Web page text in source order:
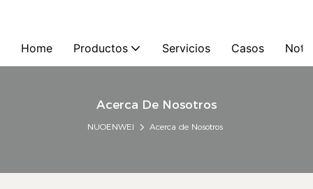
Home Productos Servicios Casos
Acerca De Nosotros
NUOENWEI Acerca de Nosotros